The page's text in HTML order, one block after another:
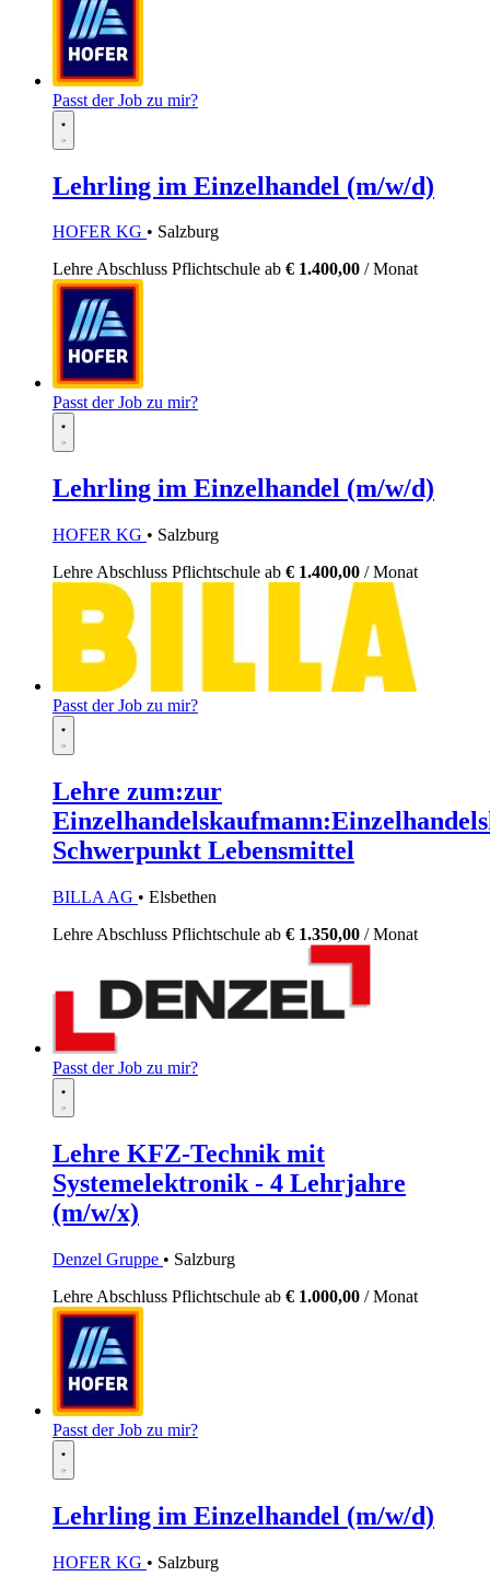
Passt der Job zu mir?
Lehrling im Einzelhandel (m/w/d)
HOFER KG • Salzburg
LehreAbschluss Pflichtschule ab € 1.400,00 / Monat
Passt der Job zu mir?
Lehrling im Einzelhandel (m/w/d)
HOFER KG • Salzburg
Lehre Abschluss Pflichtschule ab € 1.400,00 / Monat
Passt der Job zu mir?
Lehre zum:zur
Schwerpunkt Lebensmittel
BILLA AG • Elsbethen
Lehre Abschluss Pflichtschule ab € 1.350,00 / Monat
Passt der Job zu mir?
Lehre KFZ-Technik mit
Systemelektronik - 4 Lehrjahre
(m/w/x)
Denzel Gruppe • Salzburg
Lehre Abschluss Pflichtschule ab € 1.000,00 / Monat
Passt der Job zu mir?
Lehrling im Einzelhandel (m/w/d)
HOFER KG • Salzburg